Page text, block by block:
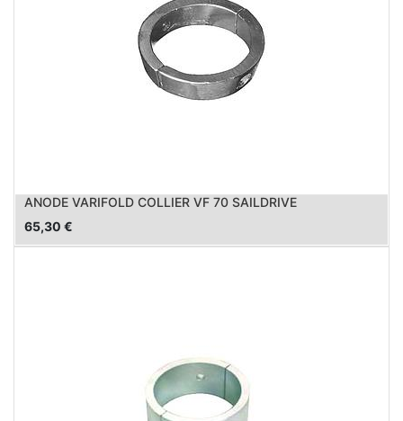
ANODE VARIFOLD COLLIER VF 70 SAILDRIVE
65,30 €